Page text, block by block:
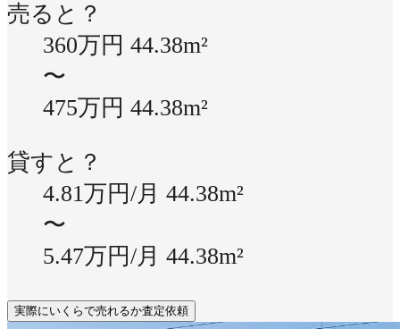
売ると？
360万円 44.38m²
〜
475万円 44.38m²
貸すと？
4.81万円/月 44.38m²
〜
5.47万円/月 44.38m²
実際にいくらで売れるか査定依頼